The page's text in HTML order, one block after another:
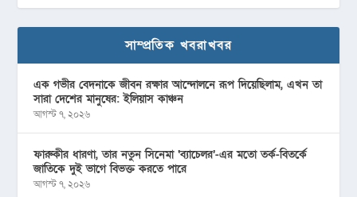
সাম্প্রতিক খবরাখবর
এক গভীর বেদনাকে জীবন রক্ষার আন্দোলনে রূপ দিয়েছিলাম, এখন তা
সারা দেশের মানুষের: ইলিয়াস কাঞ্চন
আগস্ট ৭, ২০২৬
ফারুকীর ধারণা, তার নতুন সিনেমা ‘ব্যাচেলর’-এর মতো তর্ক-বিতর্কে
জাতিকে দুই ভাগে বিভক্ত করতে পারে
আগস্ট ৭, ২০২৬